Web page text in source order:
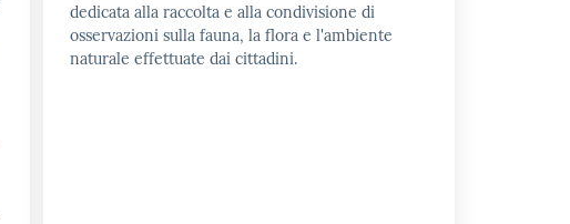
dedicata alla raccolta e alla condivisione di
osservazioni sulla fauna, la flora e l'ambiente
naturale effettuate dai cittadini.